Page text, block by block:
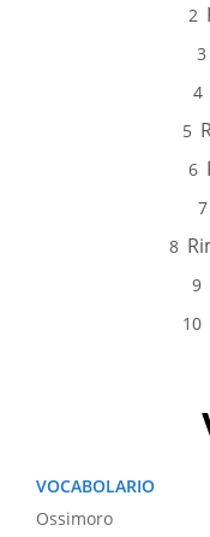
VOCABOLARIO
Ossimoro